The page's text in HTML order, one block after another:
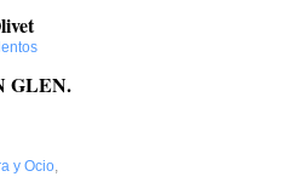
GLEN.
y Ocio,